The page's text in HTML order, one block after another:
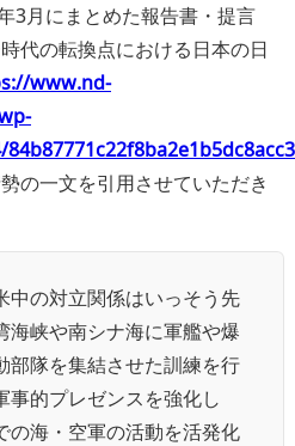
3月にまとめた報告書・提言
代の転換点における日本の日
www.nd-
の一文を引用させていただき
中の対立関係はいっそう先
海峡や南シナ海に軍艦や爆
部隊を集結させた訓練を行
事的プレゼンスを強化し
の海・空軍の活動を活発化